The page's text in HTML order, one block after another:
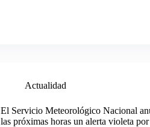
Actualidad
El Servicio Meteorológico Nacional
las próximas horas un alerta violeta